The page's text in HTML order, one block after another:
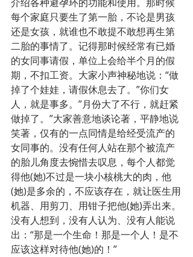
每个家庭只要生了第一胎，不论是男孩
还是女孩，就谁也不敢提不敢想再生第
二胎的事情了。记得那时候经常有已婚
的女同事请假，单位上会给半个月的假
期，不扣工资。大家小声神秘地说：“做
掉了个娃娃，请假休息去了。”你们女
人，就是事多。”月份大了不行，就赶紧
做掉了。”大家善意地谈论著，平静地说
笑著，仅有的一点同情是给经受流产的
女同事的。没有任何人站在那个被流产
的胎儿角度去惋惜去叹息，每个人都觉
得他(她)不过是一块小核桃大的肉，他
(她)是多余的，不应该存在，就让医生用
机器、用剪刀、用钳子把他(她)弄出来。
没有人想到，没有人认为、没有人能说
出：“那是一个生命！那是一个人！是不
应该这样对待他(她)的！”